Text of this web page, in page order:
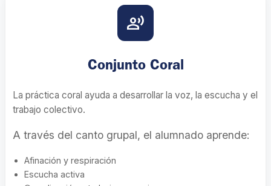
record_voice_over
Conjunto Coral
La práctica coral ayuda a desarrollar la voz, la escucha y el
trabajo colectivo.
A través del canto grupal, el alumnado aprende:
Afinación y respiración
Escucha activa